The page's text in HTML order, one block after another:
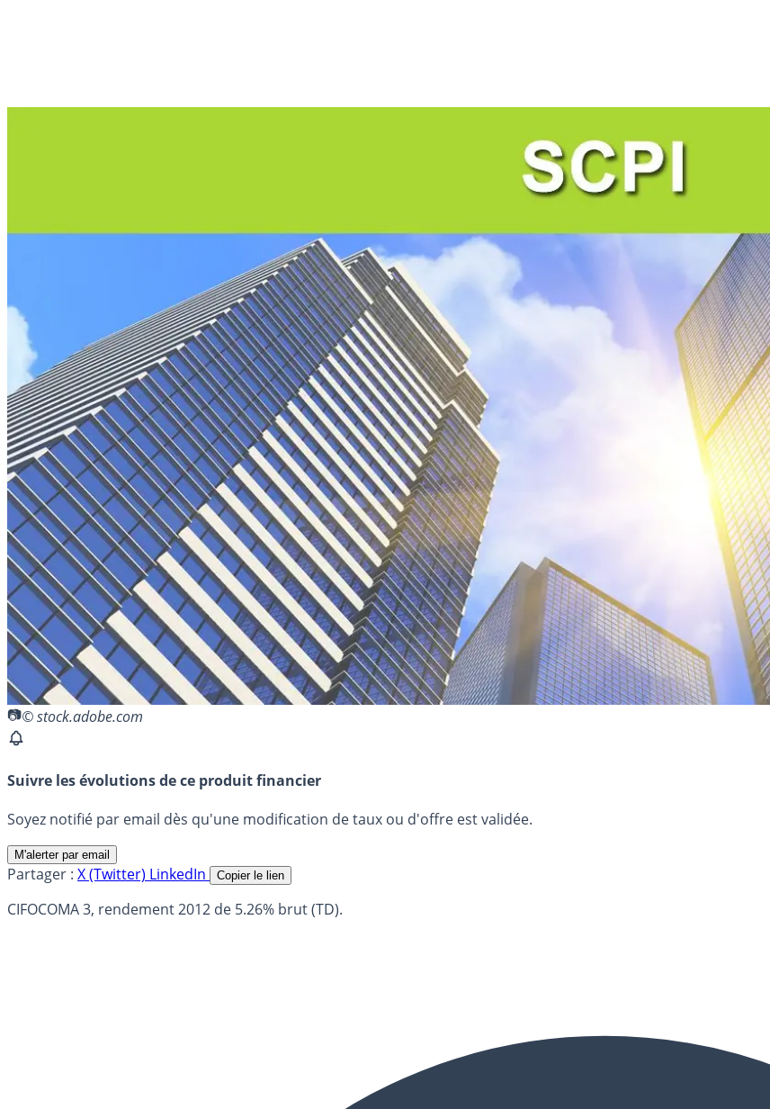
© stock.adobe.com
Suivre les évolutions de ce produit financier
Soyez notifié par email dès qu'une modification de taux ou d'offre est validée.
M'alerter par email
Partager : X (Twitter) LinkedIn Copier le lien
CIFOCOMA 3, rendement 2012 de 5.26% brut (TD).